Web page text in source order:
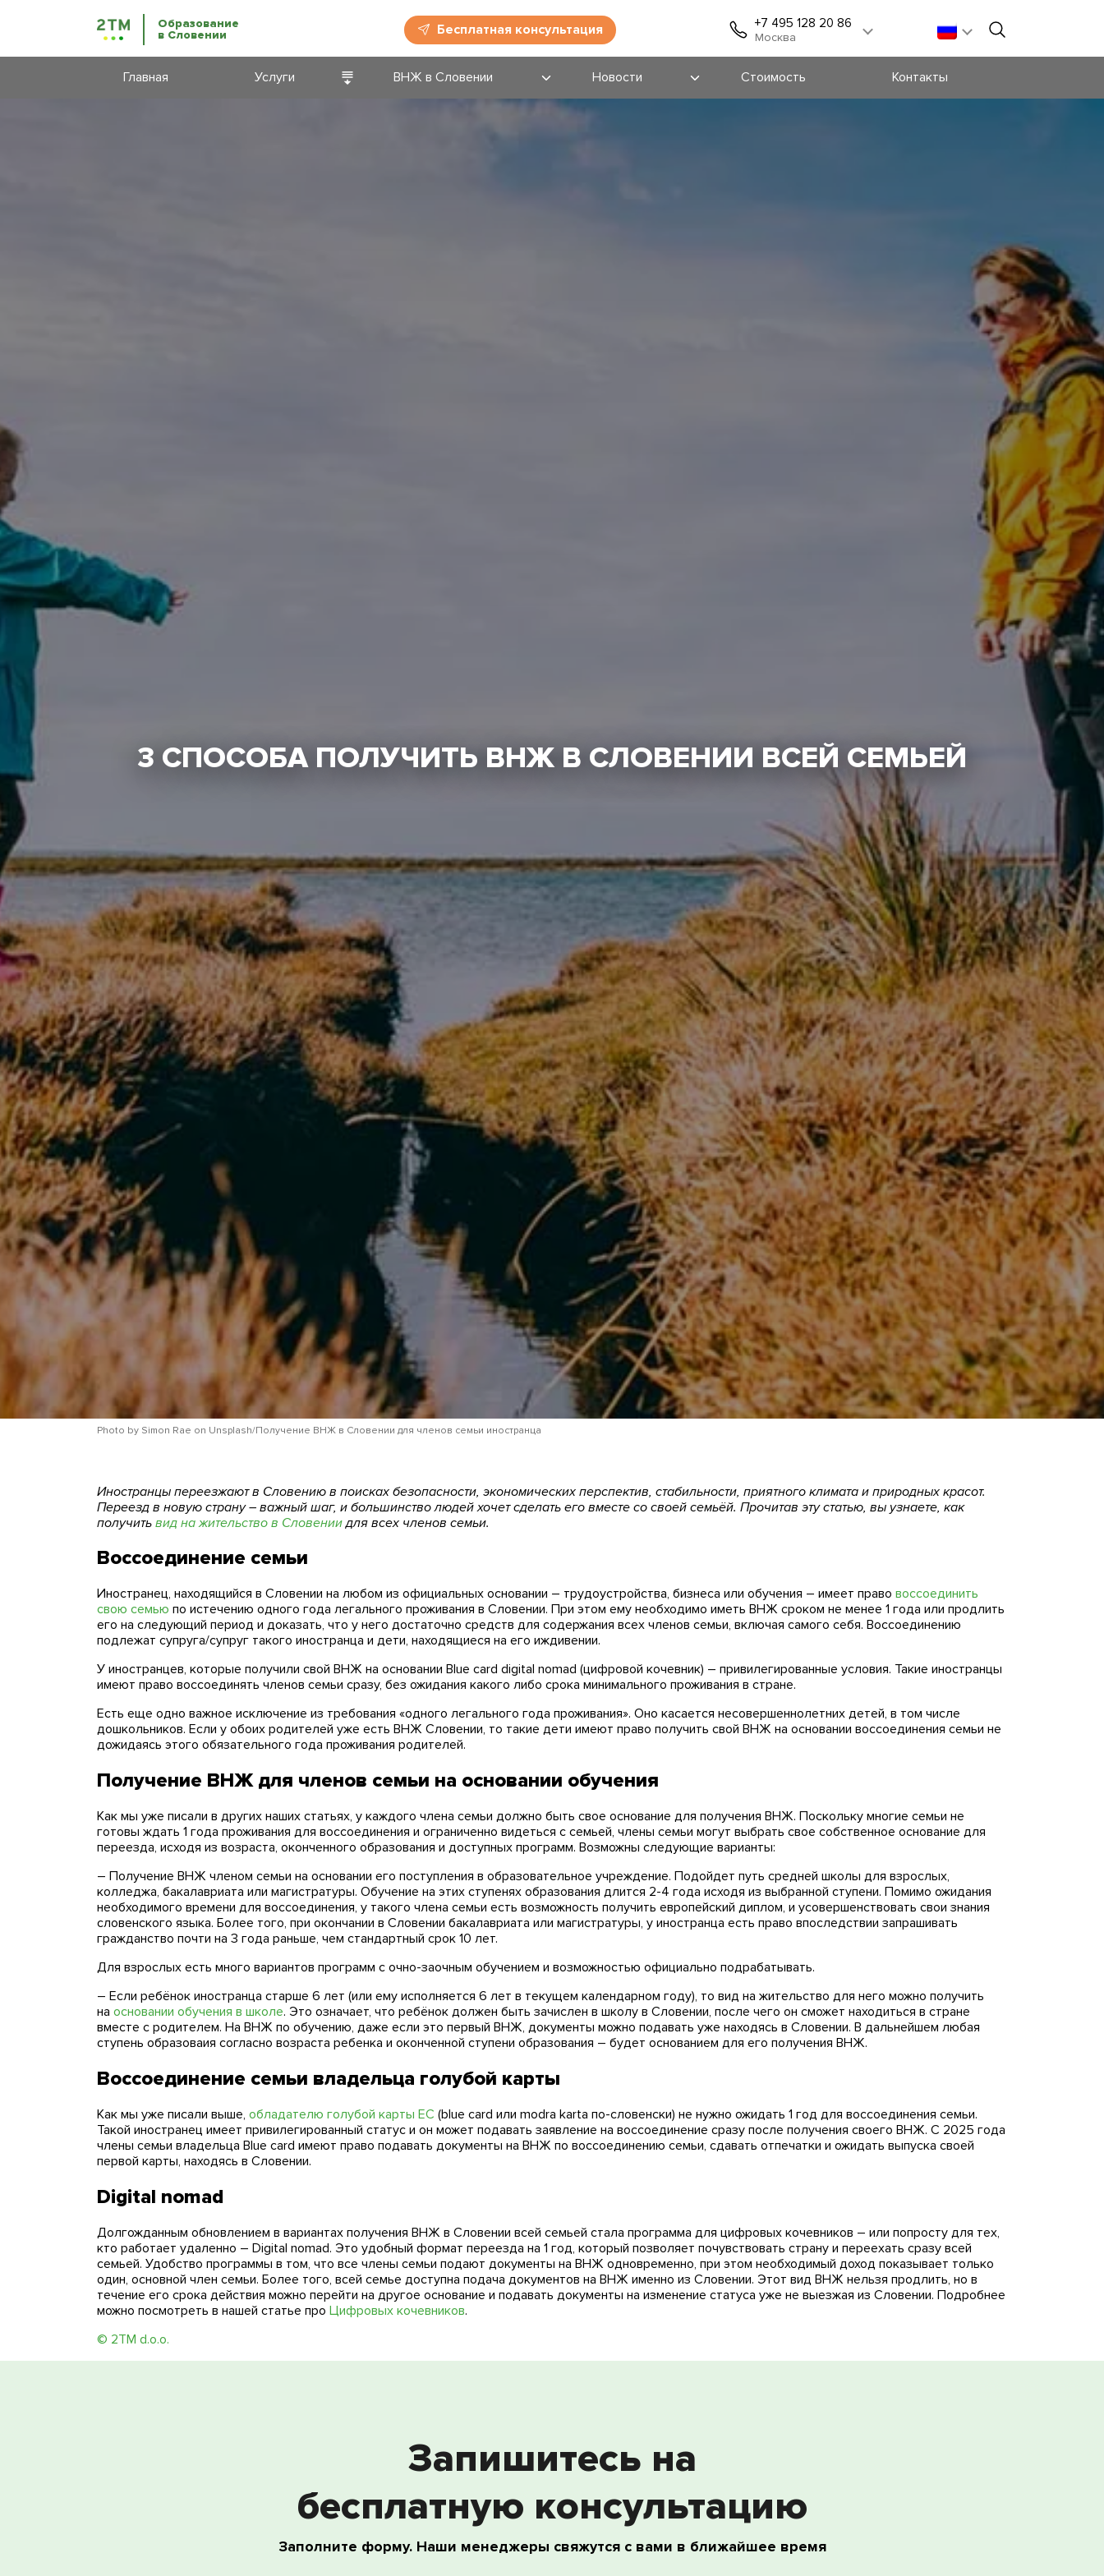
Образование
в Словении
Бесплатная консультация +7 495 128 20 86
Москва
Главная Услуги ВНЖ в Словении Новости Стоимость Контакты
Photo by Simon Rae on Unsplash/Получение ВНЖ в Словении для членов семьи иностранца
3 СПОСОБА ПОЛУЧИТЬ ВНЖ В СЛОВЕНИИ ВСЕЙ СЕМЬЕЙ
Иностранцы переезжают в Словению в поисках безопасности, экономических перспектив, стабильности, приятного климата и природных красот.
Переезд в новую страну – важный шаг, и большинство людей хочет сделать его вместе со своей семьёй. Прочитав эту статью, вы узнаете, как
получить вид на жительство в Словении для всех членов семьи.
Воссоединение семьи
Иностранец, находящийся в Словении на любом из официальных основании – трудоустройства, бизнеса или обучения – имеет право воссоединить
свою семью по истечению одного года легального проживания в Словении. При этом ему необходимо иметь ВНЖ сроком не менее 1 года или продлить
его на следующий период и доказать, что у него достаточно средств для содержания всех членов семьи, включая самого себя. Воссоединению
подлежат супруга/супруг такого иностранца и дети, находящиеся на его иждивении.
У иностранцев, которые получили свой ВНЖ на основании Blue card digital nomad (цифровой кочевник) – привилегированные условия. Такие иностранцы
имеют право воссоединять членов семьи сразу, без ожидания какого либо срока минимального проживания в стране.
Есть еще одно важное исключение из требования «одного легального года проживания». Оно касается несовершеннолетних детей, в том числе
дошкольников. Если у обоих родителей уже есть ВНЖ Словении, то такие дети имеют право получить свой ВНЖ на основании воссоединения семьи не
дожидаясь этого обязательного года проживания родителей.
Получение ВНЖ для членов семьи на основании обучения
Как мы уже писали в других наших статьях, у каждого члена семьи должно быть свое основание для получения ВНЖ. Поскольку многие семьи не
готовы ждать 1 года проживания для воссоединения и ограниченно видеться с семьей, члены семьи могут выбрать свое собственное основание для
переезда, исходя из возраста, оконченного образования и доступных программ. Возможны следующие варианты:
– Получение ВНЖ членом семьи на основании его поступления в образовательное учреждение. Подойдет путь средней школы для взрослых,
колледжа, бакалавриата или магистратуры. Обучение на этих ступенях образования длится 2-4 года исходя из выбранной ступени. Помимо ожидания
необходимого времени для воссоединения, у такого члена семьи есть возможность получить европейский диплом, и усовершенствовать свои знания
словенского языка. Более того, при окончании в Словении бакалавриата или магистратуры, у иностранца есть право впоследствии запрашивать
гражданство почти на 3 года раньше, чем стандартный срок 10 лет.
Для взрослых есть много вариантов программ с очно-заочным обучением и возможностью официально подрабатывать.
– Если ребёнок иностранца старше 6 лет (или ему исполняется 6 лет в текущем календарном году), то вид на жительство для него можно получить
на основании обучения в школе. Это означает, что ребёнок должен быть зачислен в школу в Словении, после чего он сможет находиться в стране
вместе с родителем. На ВНЖ по обучению, даже если это первый ВНЖ, документы можно подавать уже находясь в Словении. В дальнейшем любая
ступень образоваия согласно возраста ребенка и оконченной ступени образования – будет основанием для его получения ВНЖ.
Воссоединение семьи владельца голубой карты
Как мы уже писали выше, обладателю голубой карты ЕС (blue card или modra karta по-словенски) не нужно ожидать 1 год для воссоединения семьи.
Такой иностранец имеет привилегированный статус и он может подавать заявление на воссоединение сразу после получения своего ВНЖ. С 2025 года
члены семьи владельца Blue card имеют право подавать документы на ВНЖ по воссоединению семьи, сдавать отпечатки и ожидать выпуска своей
первой карты, находясь в Словении.
Digital nomad
Долгожданным обновлением в вариантах получения ВНЖ в Словении всей семьей стала программа для цифровых кочевников – или попросту для тех,
кто работает удаленно – Digital nomad. Это удобный формат переезда на 1 год, который позволяет почувствовать страну и переехать сразу всей
семьей. Удобство программы в том, что все члены семьи подают документы на ВНЖ одновременно, при этом необходимый доход показывает только
один, основной член семьи. Более того, всей семье доступна подача документов на ВНЖ именно из Словении. Этот вид ВНЖ нельзя продлить, но в
течение его срока действия можно перейти на другое основание и подавать документы на изменение статуса уже не выезжая из Словении. Подробнее
можно посмотреть в нашей статье про Цифровых кочевников.
© 2TM d.o.o.
Запишитесь на
бесплатную консультацию
Заполните форму. Наши менеджеры свяжутся с вами в ближайшее время
Бесплатная консультация
Я согласен(а) на обработку моих персональных данных
Я согласен(а) с условиями использования